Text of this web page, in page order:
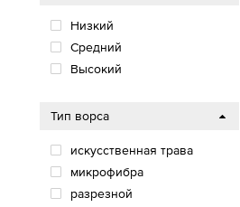
Низкий
Средний
Высокий
Тип ворса
искусственная трава
микрофибра
разрезной